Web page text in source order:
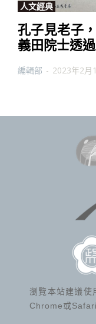
人文經典
孔子見老子
義田院士透
編輯部 - 2023年2月
瀏覽本站建議
Chrome或Safari